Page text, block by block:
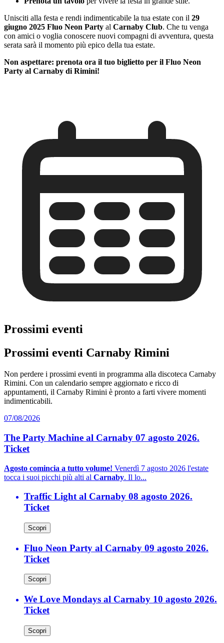
Unisciti alla festa e rendi indimenticabile la tua estate con il 29
giugno 2025 Fluo Neon Party al Carnaby Club. Che tu venga
con amici o voglia conoscere nuovi compagni di avventura, questa
serata sarà il momento più epico della tua estate.
Non aspettare: prenota ora il tuo biglietto per il Fluo Neon
Party al Carnaby di Rimini!
Prossimi eventi
Prossimi eventi Carnaby Rimini
Non perdere i prossimi eventi in programma alla discoteca Carnaby
Rimini. Con un calendario sempre aggiornato e ricco di
appuntamenti, il Carnaby Rimini è pronto a farti vivere momenti
indimenticabili.
07/08/2026
The Party Machine al Carnaby 07 agosto 2026.
Ticket
Agosto comincia a tutto volume! Venerdì 7 agosto 2026 l'estate
tocca i suoi picchi più alti al Carnaby. Il lo...
Traffic Light al Carnaby 08 agosto 2026.
Ticket
Scopri
Fluo Neon Party al Carnaby 09 agosto 2026.
Ticket
Scopri
We Love Mondays al Carnaby 10 agosto 2026.
Ticket
Scopri